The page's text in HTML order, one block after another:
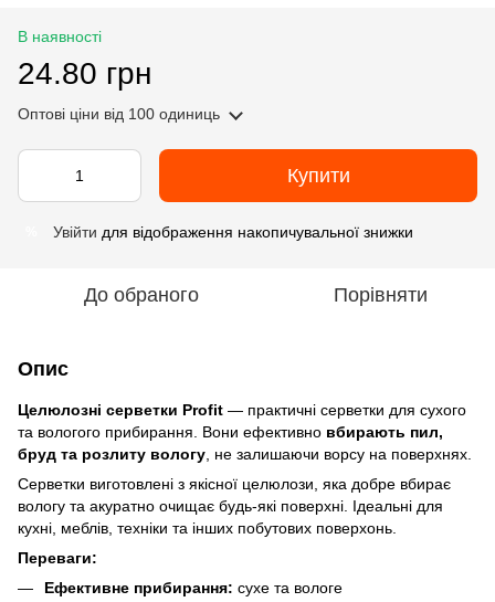
В наявності
24.80 грн
Оптові ціни від 100 одиниць
Купити
Увійти для відображення накопичувальної знижки
До обраного Порівняти
Опис
Целюлозні серветки Profit — практичні серветки для сухого
та вологого прибирання. Вони ефективно вбирають пил,
бруд та розлиту вологу , не залишаючи ворсу на поверхнях.
Серветки виготовлені з якісної целюлози, яка добре вбирає
вологу та акуратно очищає будь-які поверхні. Ідеальні для
кухні, меблів, техніки та інших побутових поверхонь.
Переваги:
Ефективне прибирання: сухе та вологе